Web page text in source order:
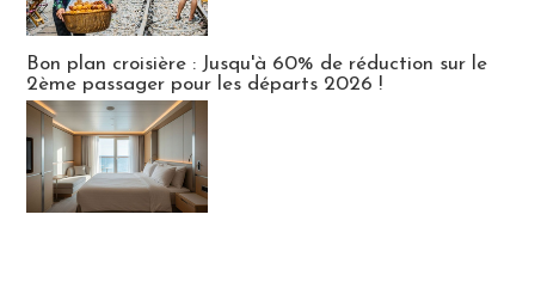
Bon plan croisière : Jusqu'à 60% de réduction sur le
2ème passager pour les départs 2026 !